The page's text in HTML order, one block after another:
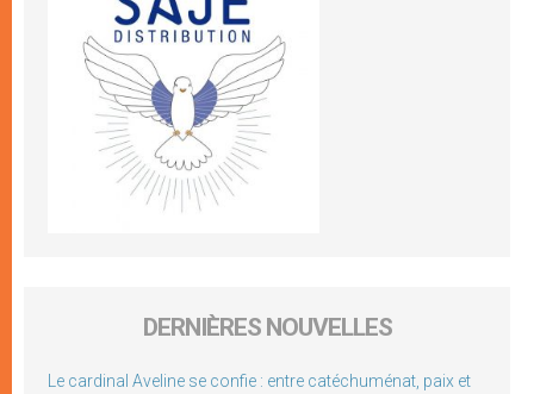
DERNIÈRES NOUVELLES
Le cardinal Aveline se confie : entre catéchuménat, paix et